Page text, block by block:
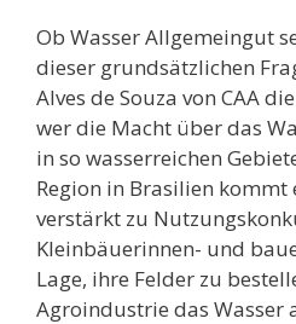
Ob Wasser Allgemeingut
dieser grundsätzlichen
Alves de Souza von CAA
wer die Macht über das
in so wasserreichen
Region in Brasilien
verstärkt zu
Kleinbäuerinnen- und
Lage, ihre Felder zu
Agroindustrie das Wasser